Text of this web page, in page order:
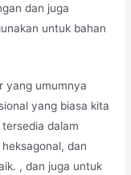
dan juga
untuk bahan
yang umumnya
yang biasa kita
dalam
dan
, dan juga untuk